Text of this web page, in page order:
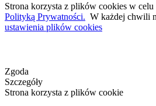
Strona korzysta z plików cookies w celu
Polityką Prywatności. W każdej chwili
ustawienia plików cookies
Zgoda
Szczegóły
Strona korzysta z plików cookie